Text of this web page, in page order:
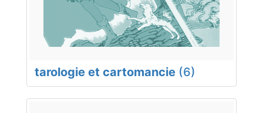
tarologie et cartomancie (6)